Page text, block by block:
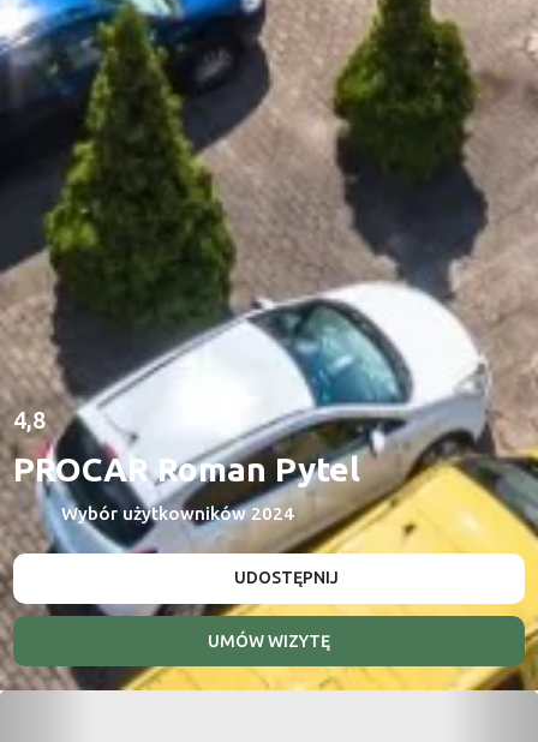
4,8
PROCAR Roman Pytel
Wybór użytkowników 2024
UDOSTĘPNIJ
UMÓW WIZYTĘ